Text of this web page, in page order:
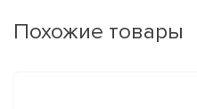
Похожие товары